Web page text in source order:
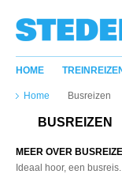
HOME
Home Busreizen
BUSREIZEN
MEER OVER
Ideaal hoor, een